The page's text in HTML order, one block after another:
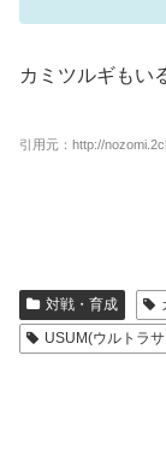
カミツルギもい
引用元：http://
対戦・育成
USUM(ウルトラ